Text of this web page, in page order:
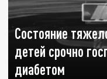
Состояние
детей срочно
диабетом